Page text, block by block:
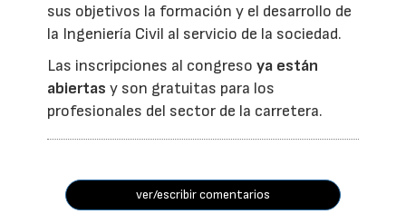
sus objetivos la formación y el desarrollo de
la Ingeniería Civil al servicio de la sociedad.
Las inscripciones al congresoya están
abiertas y son gratuitas para los
profesionales del sector de la carretera.
ver/escribir comentarios